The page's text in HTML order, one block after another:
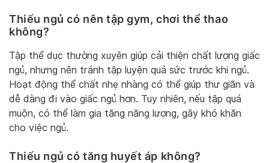
Thiếu ngủ có nên tập gym, chơi thể thao
không?
Tập thể dục thường xuyên giúp cải thiện chất lượng giấc
ngủ, nhưng nên tránh tập luyện quá sức trước khi ngủ.
Hoạt động thể chất nhẹ nhàng có thể giúp thư giãn và
dễ dàng đi vào giấc ngủ hơn. Tuy nhiên, nếu tập quá
muộn, có thể làm gia tăng năng lượng, gây khó khăn
cho việc ngủ.
Thiếu ngủ có tăng huyết áp không?